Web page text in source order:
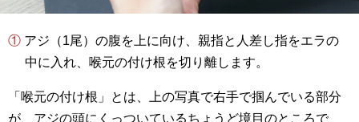
① アジ（1尾）の腹を上に向け、親指と人差し指をエラの
中に入れ、喉元の付け根を切り離します。
「喉元の付け根」とは、上の写真で右手で掴んでいる部分
が、アジの頭にくっついているちょうど境目のところで